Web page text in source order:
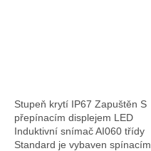
Stupeň krytí IP67 Zapuštěn S
přepínacím displejem LED
Induktivní snímač AI060 třídy
Standard je vybaven spínacím